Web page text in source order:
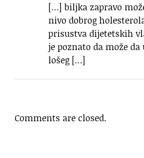
[…] biljka zapravo
nivo dobrog
prisustva dijetetskih
je poznato da može
lošeg […]
Comments are closed.